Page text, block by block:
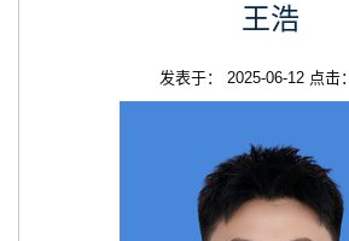
王浩
发表于： 2025-06-12 点击：